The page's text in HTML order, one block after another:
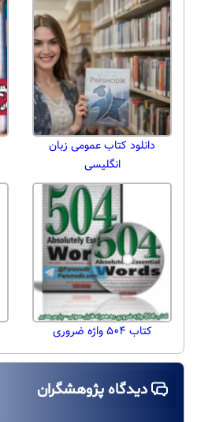
دانلود کتاب عمومی زبان
انگلیسی
کتاب ۵۰۴ واژه ضروری
دیدگاه پژوهشگران